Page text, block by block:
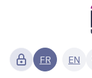
FR EN